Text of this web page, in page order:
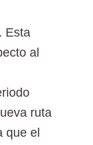
. Esta
al
ruta
que el